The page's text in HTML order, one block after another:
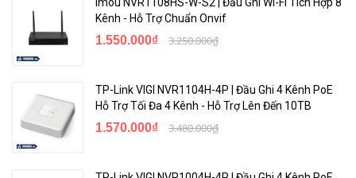
Kênh - Hỗ Trợ Chuẩn Onvif
1.550.000₫ 3.250.000₫
TP-Link VIGI NVR1104H-4P | Đầu Ghi 4 Kênh PoE
Hỗ Trợ Tối Đa 4 Kênh - Hỗ Trợ Lên Đến 10TB
1.570.000₫ 3.480.000₫